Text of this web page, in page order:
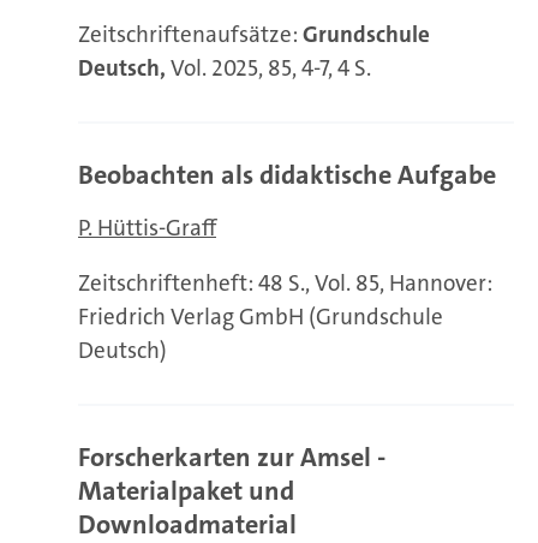
Zeitschriftenaufsätze: Grundschule
Deutsch, Vol. 2025, 85, 4-7, 4 S.
Beobachten als didaktische Aufgabe
P. Hüttis-Graff
Zeitschriftenheft: 48 S., Vol. 85, Hannover:
Friedrich Verlag GmbH (Grundschule
Deutsch)
Forscherkarten zur Amsel -
Materialpaket und
Downloadmaterial